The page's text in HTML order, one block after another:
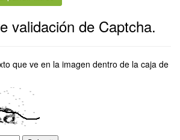
validación de Captcha.
que ve en la imagen dentro de la caja de